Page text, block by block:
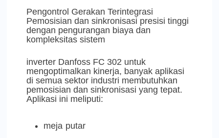
Pengontrol Gerakan Terintegrasi
Pemosisian dan sinkronisasi presisi tinggi
dengan pengurangan biaya dan
kompleksitas sistem
inverter Danfoss FC 302 untuk
mengoptimalkan kinerja, banyak aplikasi
di semua sektor industri membutuhkan
pemosisian dan sinkronisasi yang tepat.
Aplikasi ini meliputi:
meja putar